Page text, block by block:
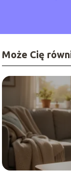
Może Cię